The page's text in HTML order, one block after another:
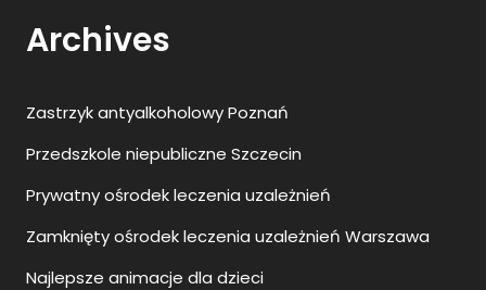
Archives
Zastrzyk antyalkoholowy Poznań
Przedszkole niepubliczne Szczecin
Prywatny ośrodek leczenia uzależnień
Zamknięty ośrodek leczenia uzależnień Warszawa
Najlepsze animacje dla dzieci